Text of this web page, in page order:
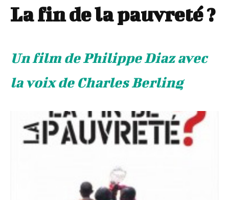
La fin de la pauvreté ?
Un film de Philippe Diaz avec
la voix de Charles Berling